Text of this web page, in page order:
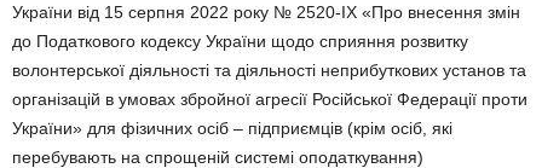
України від 15 серпня 2022 року № 2520-ІХ «Про внесення змін
до Податкового кодексу України щодо сприяння розвитку
волонтерської діяльності та діяльності неприбуткових установ та
організацій в умовах збройної агресії Російської Федерації проти
України» для фізичних осіб – підприємців (крім осіб, які
перебувають на спрощеній системі оподаткування)